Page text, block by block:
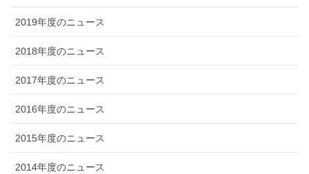
2019年度のニュース
2018年度のニュース
2017年度のニュース
2016年度のニュース
2015年度のニュース
2014年度のニュース